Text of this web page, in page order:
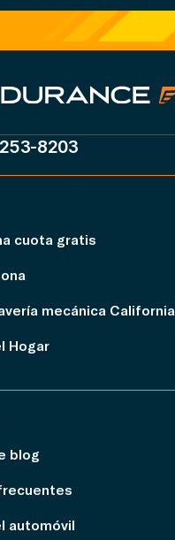
8203
cuota gratis
mecánica California
Hogar
blog
automóvil